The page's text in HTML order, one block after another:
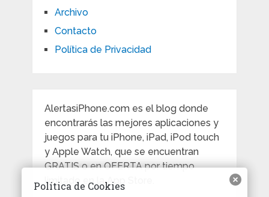
Archivo
Contacto
Política de Privacidad
AlertasiPhone.com es el blog donde
encontrarás las mejores aplicaciones y
juegos para tu iPhone, iPad, iPod touch
y Apple Watch, que se encuentran
GRATIS o en OFERTA por tiempo
limitado en la App Store.
Política de Cookies